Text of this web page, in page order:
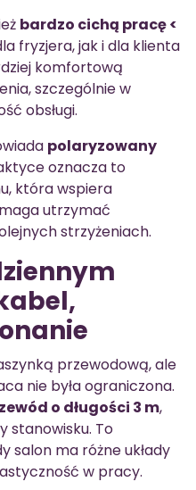
bardzo cichą pracę <
fryzjera, jak i dla klienta
komfortową
szczególnie w
obsługi.
polaryzowany
oznacza to
która wspiera
utrzymać
strzyżeniach.
przewodową, ale
nie była ograniczona.
o długości 3 m,
stanowisku. To
salon ma różne układy
w pracy.